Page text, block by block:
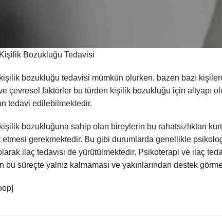
Bozukluğu Tedavisi
bozukluğu tedavisi mümkün olurken, bazen bazı
ve çevresel faktörler bu türden kişilik bozukluğu için altyapı
tedavi edilebilmektedir.
bozukluğuna sahip olan bireylerin bu rahatsızlıktan
etmesi gerekmektedir. Bu gibi durumlarda genellikle
ilaç tedavisi de yürütülmektedir. Psikoterapi ve ilaç
bu süreçte yalnız kalmaması ve yakınlarından destek